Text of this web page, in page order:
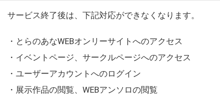
サービス終了後は、下記対応ができなくなります。
・とらのあなWEBオンリーサイトへのアクセス
・イベントページ、サークルページへのアクセス
・ユーザーアカウントへのログイン
・展示作品の閲覧、WEBアンソロの閲覧